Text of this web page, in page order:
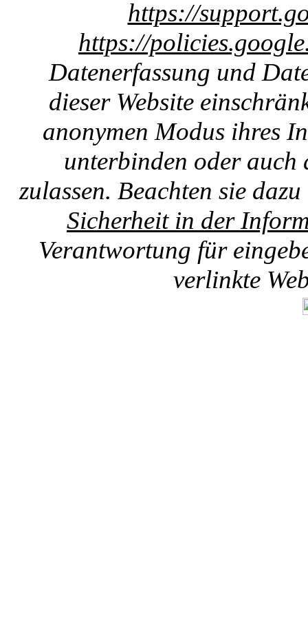
https://
https://
Datenerfassung und
dieser Website
anonymen Modus ihres
unterbinden oder auch
zulassen. Beachten sie
Sicherheit in der
Verantwortung für
verlinkte